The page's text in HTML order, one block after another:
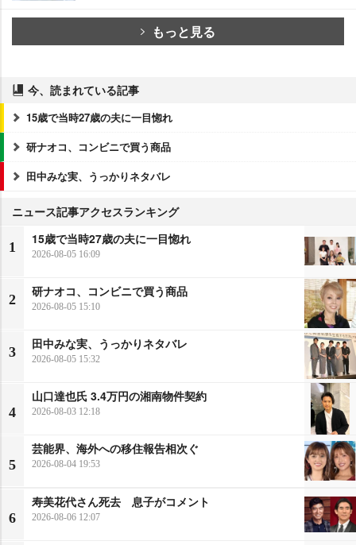
もっと見る
今、読まれている記事
15歳で当時27歳の夫に一目惚れ
研ナオコ、コンビニで買う商品
田中みな実、うっかりネタバレ
ニュース記事アクセスランキング
1
15歳で当時27歳の夫に一目惚れ
2026-08-05 16:09
2
研ナオコ、コンビニで買う商品
2026-08-05 15:10
3
田中みな実、うっかりネタバレ
2026-08-05 15:32
4
山口達也氏 3.4万円の湘南物件契約
2026-08-03 12:18
5
芸能界、海外への移住報告相次ぐ
2026-08-04 19:53
6
寿美花代さん死去 息子がコメント
2026-08-06 12:07